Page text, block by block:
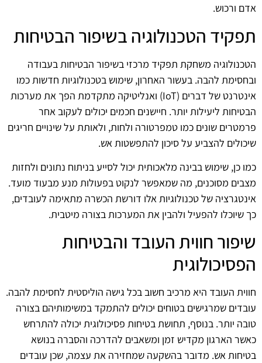
אדם ורכוש.
תפקיד הטכנולוגיה בשיפור הבטיחות
הטכנולוגיה משחקת תפקיד מרכזי בשיפור הבטיחות בעבודה
ובחסימת להבה. בעשור האחרון, שימוש בטכנולוגיות חדשות כמו
אינטרנט של דברים (IoT) ואנליטיקה מתקדמת הפך את מערכות
הבטיחות ליעילות יותר. חיישנים חכמים יכולים לעקוב אחר
פרמטרים שונים כמו טמפרטורה ולחות, ולאותת על שינויים חריגים
שיכולים להצביע על סיכון להתפשטות אש.
כמו כן, שימוש בבינה מלאכותית יכול לסייע בניתוח נתונים ולחזות
מצבים מסוכנים, מה שמאפשר לנקוט בפעולות מנע מבעוד מועד.
אינטגרציה של טכנולוגיות אלו דורשת הכשרה מתאימה לעובדים,
כך שיוכלו להפעיל ולהבין את המערכות בצורה מיטבית.
שיפור חווית העובד והבטיחות
הפסיכולוגית
חווית העובד היא מרכיב חשוב בכל גישה הוליסטית לחסימת להבה.
עובדים שמרגישים בטוחים יכולים להתמקד במשימותיהם בצורה
טובה יותר. בנוסף, תחושת בטיחות פסיכולוגית יכולה להתרחש
כאשר הארגון מקדיש זמן ומשאבים להדרכה והסברה בנושא
בטיחות אש. מדובר בהשקעה שמחזירה את עצמה, שכן עובדים